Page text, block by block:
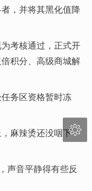
，并将其黑化值降
考核通过，正式开
积分、高级商城解
务区资格暂时冻
麻辣烫还没咽下
声音平静得有些反
